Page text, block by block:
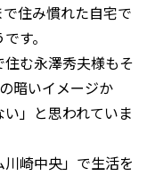
住み慣れた自宅で
す。
住む永澤秀夫様もそ
暗いイメージか
」と思われていま
崎中央」で生活を